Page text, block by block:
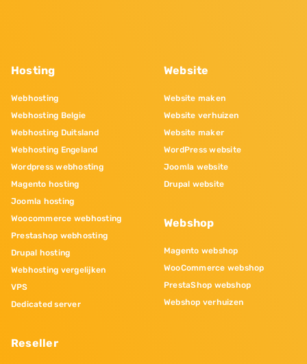
Hosting
Webhosting
Webhosting Belgie
Webhosting Duitsland
Webhosting Engeland
Wordpress webhosting
Magento hosting
Joomla hosting
Woocommerce webhosting
Prestashop webhosting
Drupal hosting
Webhosting vergelijken
VPS
Dedicated server
Reseller
Website
Website maken
Website verhuizen
Website maker
WordPress website
Joomla website
Drupal website
Webshop
Magento webshop
WooCommerce webshop
PrestaShop webshop
Webshop verhuizen